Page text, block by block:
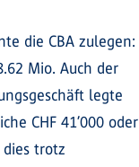
die CBA zulegen:
Mio. Auch der
legte
CHF 41’000 oder
dies trotz